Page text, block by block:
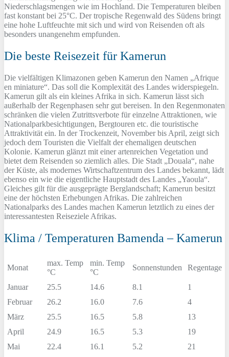
Niederschlagsmengen wie im Hochland. Die Temperaturen bleiben
fast konstant bei 25°C. Der tropische Regenwald des Südens bringt
eine hohe Luftfeuchte mit sich und wird von Reisenden oft als
besonders unangenehm empfunden.
Die beste Reisezeit für Kamerun
Die vielfältigen Klimazonen geben Kamerun den Namen „Afrique
en miniature“. Das soll die Komplexität des Landes widerspiegeln.
Kamerun gilt als ein kleines Afrika in sich. Kamerun lässt sich
außerhalb der Regenphasen sehr gut bereisen. In den Regenmonaten
schränken die vielen Zutrittsverbote für einzelne Attraktionen, wie
Nationalparkbesichtigungen, Bergtouren etc. die touristische
Attraktivität ein. In der Trockenzeit, November bis April, zeigt sich
jedoch dem Touristen die Vielfalt der ehemaligen deutschen
Kolonie. Kamerun glänzt mit einer artenreichen Vegetation und
bietet dem Reisenden so ziemlich alles. Die Stadt „Douala“, nahe
der Küste, als modernes Wirtschaftzentrum des Landes bekannt, lädt
ebenso ein wie die eigentliche Hauptstadt des Landes „Yaoula“.
Gleiches gilt für die ausgeprägte Berglandschaft; Kamerun besitzt
eine der höchsten Erhebungen Afrikas. Die zahlreichen
Nationalparks des Landes machen Kamerun letztlich zu eines der
interessantesten Reiseziele Afrikas.
Klima / Temperaturen Bamenda – Kamerun
Monat
max. Temp
°C
min. Temp
°C
Sonnenstunden Regentage
Januar 25.5 14.6 8.1
1
Februar
26.2 16.0 7.6
4
März
25.5 16.5 5.8
13
April
24.9 16.5 5.3
19
Mai
22.4 16.1 5.2
21